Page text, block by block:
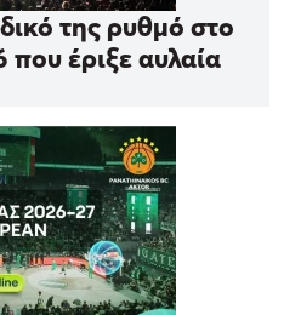
της ρυθμό στο
έριξε αυλαία